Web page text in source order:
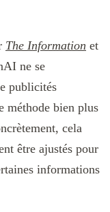
The Information et
ne se
publicités
méthode bien plus
cela
être ajustés pour
informations